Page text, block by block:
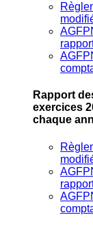
Rapport
exercices
chaque